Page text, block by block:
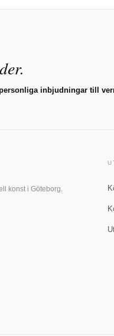
inbjudningar till
konst i Göteborg.